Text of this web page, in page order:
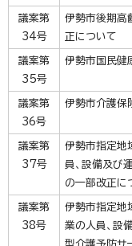
議案第
34号
伊勢市後期高
正について
議案第
35号
伊勢市国民健
議案第
36号
伊勢市介護保
議案第
37号
伊勢市指定地
員、設備及び
の一部改正に
議案第
38号
伊勢市指定地
業の人員、設